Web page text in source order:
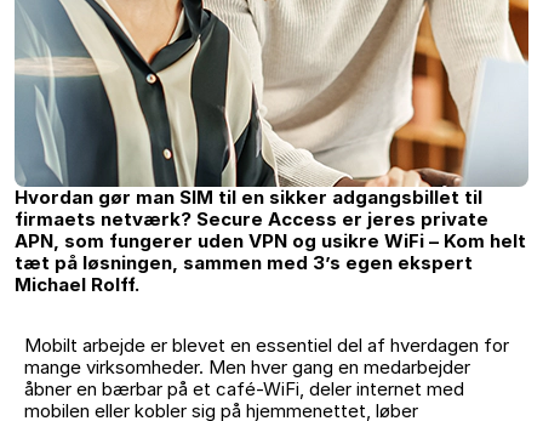
Hvordan gør man SIM til en sikker adgangsbillet til
firmaets netværk? Secure Access er jeres private
APN, som fungerer uden VPN og usikre WiFi – Kom helt
tæt på løsningen, sammen med 3’s egen ekspert
Michael Rolff.
Mobilt arbejde er blevet en essentiel del af hverdagen for
mange virksomheder. Men hver gang en medarbejder
åbner en bærbar på et café-WiFi, deler internet med
mobilen eller kobler sig på hjemmenettet, løber